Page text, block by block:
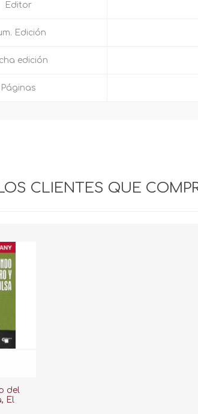
Editor
Edición
edición
Páginas
CLIENTES QUE
del
El